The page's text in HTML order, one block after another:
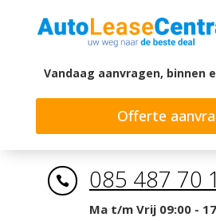
Vandaag aanvragen, binnen
Offerte
 085 487 70
Ma t/m Vrij 09:00 -